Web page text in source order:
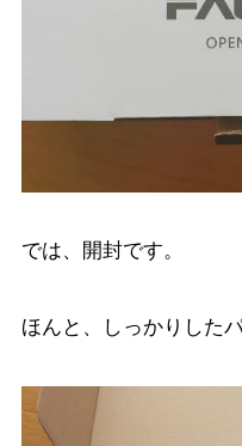
では、開封です。
ほんと、しっかりした